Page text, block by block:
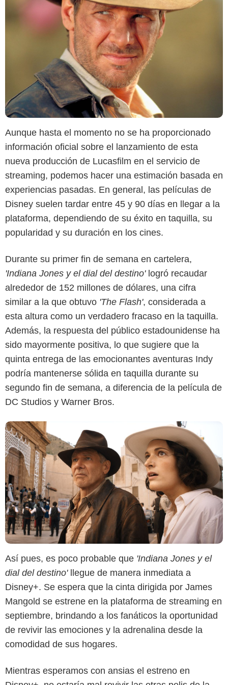
Aunque hasta el momento no se ha proporcionado
información oficial sobre el lanzamiento de esta
nueva producción de Lucasfilm en el servicio de
streaming, podemos hacer una estimación basada en
experiencias pasadas. En general, las películas de
Disney suelen tardar entre 45 y 90 días en llegar a la
plataforma, dependiendo de su éxito en taquilla, su
popularidad y su duración en los cines.
Durante su primer fin de semana en cartelera,
'Indiana Jones y el dial del destino' logró recaudar
alrededor de 152 millones de dólares, una cifra
similar a la que obtuvo 'The Flash', considerada a
esta altura como un verdadero fracaso en la taquilla.
Además, la respuesta del público estadounidense ha
sido mayormente positiva, lo que sugiere que la
quinta entrega de las emocionantes aventuras Indy
podría mantenerse sólida en taquilla durante su
segundo fin de semana, a diferencia de la película de
DC Studios y Warner Bros.
LucasFilm
Así pues, es poco probable que 'Indiana Jones y el
dial del destino' llegue de manera inmediata a
Disney+. Se espera que la cinta dirigida por James
Mangold se estrene en la plataforma de streaming en
septiembre, brindando a los fanáticos la oportunidad
de revivir las emociones y la adrenalina desde la
comodidad de sus hogares.
Mientras esperamos con ansias el estreno en